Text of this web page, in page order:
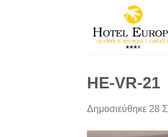
HE-VR-21
Δημοσιεύθηκε 28